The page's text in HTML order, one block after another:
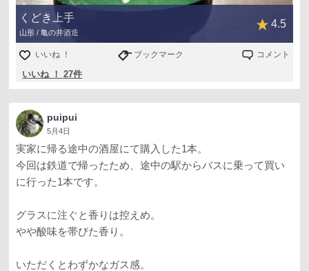
くどき上手
山形 / 亀の井酒造
4.5
いいね ！ ブックマーク コメント
いいね ！ 27件
puipui
5月4日
実家に帰る途中の酒屋にて購入した1本。
今回は鉄道で帰ったため、途中の駅からバスに乗って買い
に行った1本です。
グラスに注ぐと香りは控えめ。
やや酸味を帯びた香り。
いただくとわずかなガス感。